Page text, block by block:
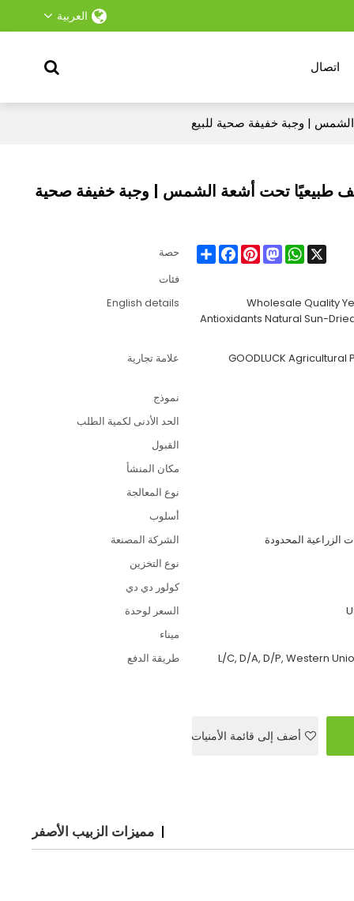
العربية
اتصال
| وجبة خفيفة صحية للبيع
طبيعيًا تحت أشعة الشمس | وجبة خفيفة صحية
حصة Share
FacebookPinterest
Mastodon
WhatsApp
X
فئات
English details
Wholesale Quality
Antioxidants Natural Sun-
علامة تجارية
GOODLUCK
نموذج
الحد الأدنى لكمية الطلب
القبول
مكان المنشأ
نوع المعالجة
أسلوب
الشركة المصنعة
المحدودة
نوع التخزين
كولور دي دي
السعر لوحدة
ميناء
طريقة الدفع
L/C, D/A, D/P, Western
أضف إلى قائمة الأمنيات
مميزات الزبيب الأصفر